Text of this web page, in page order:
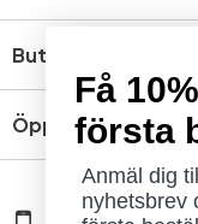
Butik
Öppettider
Få
första
Anmäl dig
nyhetsbrev